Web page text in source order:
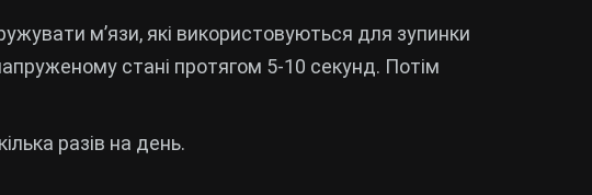
м’язи, які використовуються для зупинки
стані протягом 5-10 секунд. Потім
разів на день.